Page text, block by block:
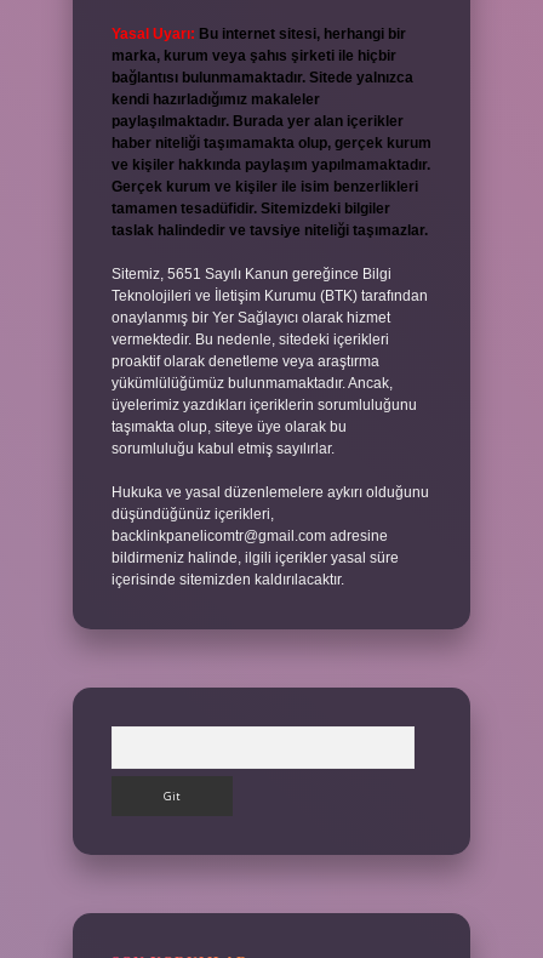
Yasal Uyarı: Bu internet sitesi, herhangi bir
marka, kurum veya şahıs şirketi ile hiçbir
bağlantısı bulunmamaktadır. Sitede yalnızca
kendi hazırladığımız makaleler
paylaşılmaktadır. Burada yer alan içerikler
haber niteliği taşımamakta olup, gerçek kurum
ve kişiler hakkında paylaşım yapılmamaktadır.
Gerçek kurum ve kişiler ile isim benzerlikleri
tamamen tesadüfidir. Sitemizdeki bilgiler
taslak halindedir ve tavsiye niteliği taşımazlar.
Sitemiz, 5651 Sayılı Kanun gereğince Bilgi
Teknolojileri ve İletişim Kurumu (BTK) tarafından
onaylanmış bir Yer Sağlayıcı olarak hizmet
vermektedir. Bu nedenle, sitedeki içerikleri
proaktif olarak denetleme veya araştırma
yükümlülüğümüz bulunmamaktadır. Ancak,
üyelerimiz yazdıkları içeriklerin sorumluluğunu
taşımakta olup, siteye üye olarak bu
sorumluluğu kabul etmiş sayılırlar.
Hukuka ve yasal düzenlemelere aykırı olduğunu
düşündüğünüz içerikleri,
backlinkpanelicomtr@gmail.com adresine
bildirmeniz halinde, ilgili içerikler yasal süre
içerisinde sitemizden kaldırılacaktır.